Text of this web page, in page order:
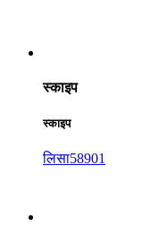
स्काइप
स्काइप
लिसा58901